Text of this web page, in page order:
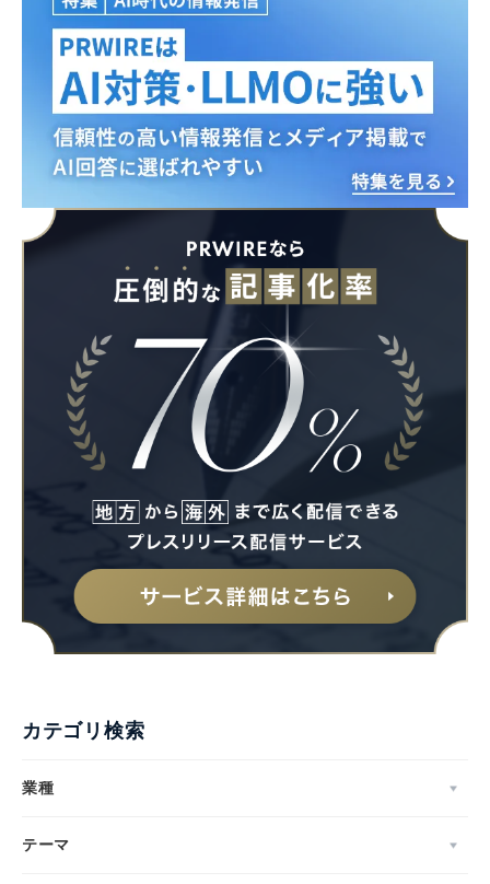
カテゴリ検索
業種
テーマ